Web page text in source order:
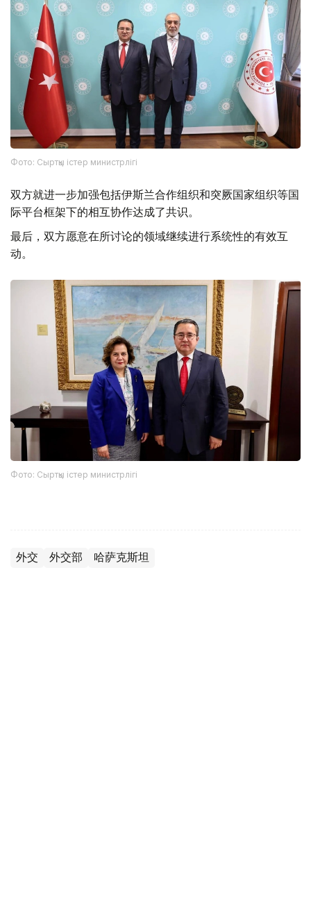
Фото: Сыртқы істер министрлігі
双方就进一步加强包括伊斯兰合作组织和突厥国家组织等国
际平台框架下的相互协作达成了共识。
最后，双方愿意在所讨论的领域继续进行系统性的有效互
动。
Фото: Сыртқы істер министрлігі
外交 外交部 哈萨克斯坦